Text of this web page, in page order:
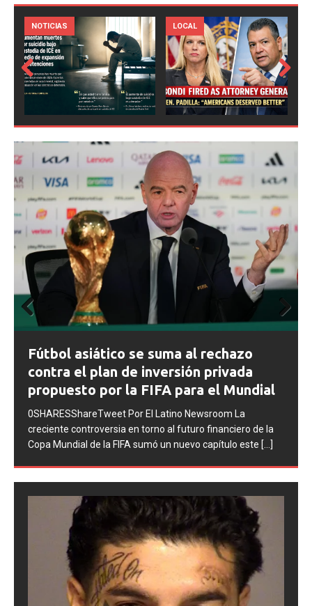
LOCAL NOTICIAS
Prev
Next
FIFA abre expedientes disciplinarios
contra Argentina tras los incidentes en
la final del Mundial 2026
0SHARESShareTweet Por El Latino Newsroom La FIFA
inició una serie de procesos disciplinarios contra la
Asociación del Fútbol Argentino (AFA), cuatro integrantes
de la selección
Prev
Next